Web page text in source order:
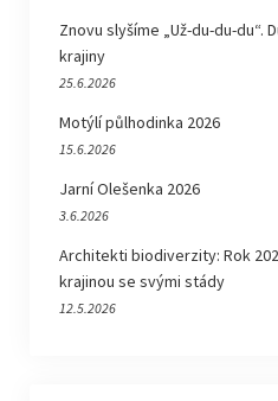
Znovu slyšíme „Už-du-du-du“.
krajiny
25.6.2026
Motýlí půlhodinka 2026
15.6.2026
Jarní Olešenka 2026
3.6.2026
Architekti biodiverzity: Rok
krajinou se svými stády
12.5.2026